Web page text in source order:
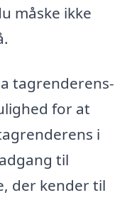
måske ikke
tagrenderens-
for at
i
til
der kender til